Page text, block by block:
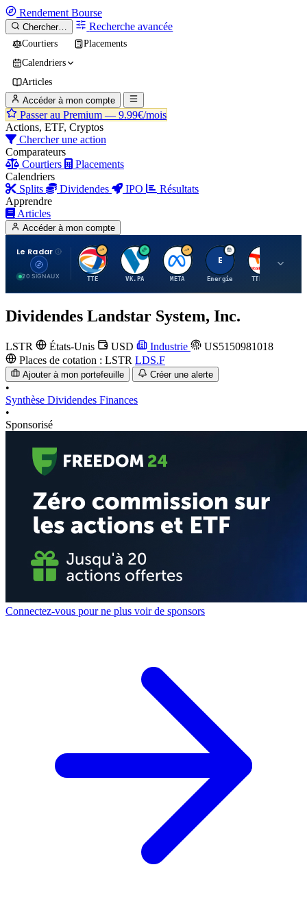
Rendement Bourse
Chercher… Recherche avancée
Courtiers
Placements
Calendriers
Articles
Accéder à mon compte
Passer au Premium — 9.99€/mois
Actions, ETF, Cryptos
Chercher une action
Comparateurs
Courtiers
Placements
Calendriers
Splits
Dividendes IPO
Résultats
Apprendre
Articles
Accéder à mon compte
Le Radar
20 SIGNAUX
T
TTE
V
VK.PA
M
META
E
Energie
T
TTE.PA
Dividendes Landstar System, Inc.
LSTR États-Unis USD Industrie
US5150981018
Places de cotation : LSTR LDS.F
Ajouter à mon portefeuille Créer une alerte
•
Synthèse Dividendes Finances
•
Sponsorisé
Connectez-vous pour ne plus voir de sponsors